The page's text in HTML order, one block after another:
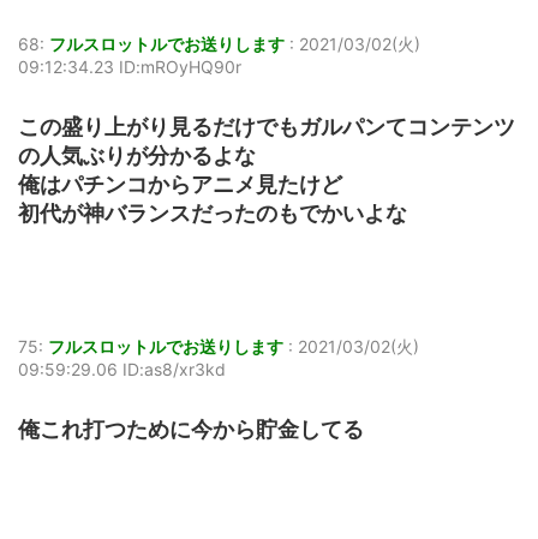
68: フルスロットルでお送りします : 2021/03/02(火)
09:12:34.23 ID:mROyHQ90r
この盛り上がり見るだけでもガルパンてコンテンツ
の人気ぶりが分かるよな
俺はパチンコからアニメ見たけど
初代が神バランスだったのもでかいよな
75: フルスロットルでお送りします : 2021/03/02(火)
09:59:29.06 ID:as8/xr3kd
俺これ打つために今から貯金してる